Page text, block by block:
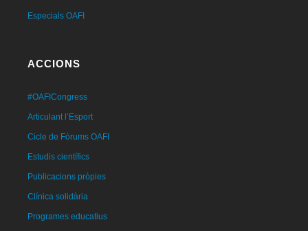
Especials OAFI
ACCIONS
#OAFICongress
Articulant l’Esport
Cicle de Fòrums OAFI
Estudis científics
Publicacions pròpies
Clínica solidària
Programes educatius